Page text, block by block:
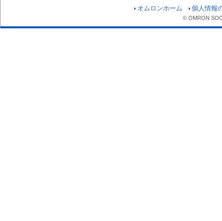
オムロンホーム 個人情報
© OMRON